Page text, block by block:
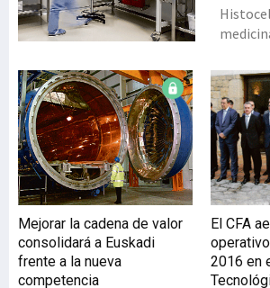
el
ronda
tres
Mejorar la cadena de valor
consolidará a Euskadi
frente a la nueva
competencia
El CFA
2016 en